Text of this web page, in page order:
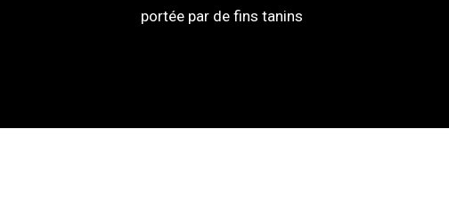
portée par de fins tanins